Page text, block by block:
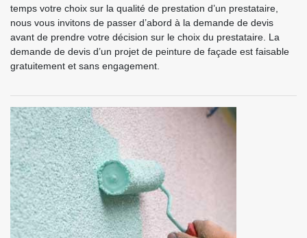
temps votre choix sur la qualité de prestation d’un prestataire,
nous vous invitons de passer d’abord à la demande de devis
avant de prendre votre décision sur le choix du prestataire. La
demande de devis d’un projet de peinture de façade est faisable
gratuitement et sans engagement.